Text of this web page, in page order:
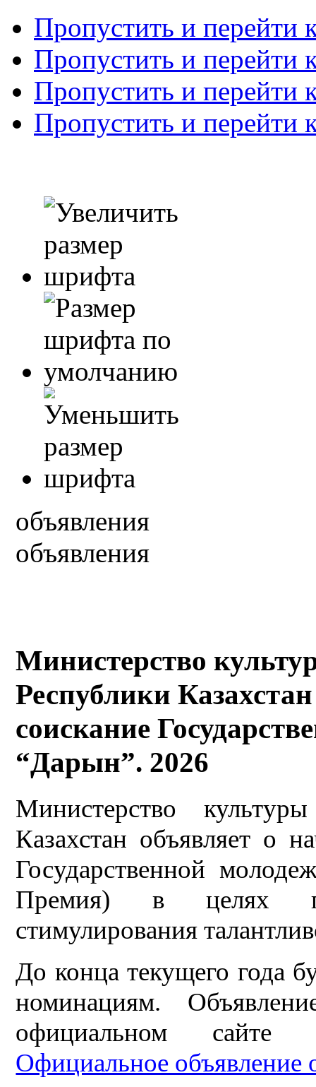
Пропустить и перейти
Пропустить и перейти
Пропустить и перейти
Пропустить и перейти
объявления
объявления
Министерство
Республики
соискание
“Дарын”. 2026
Министерство
Казахстан объявляет о
Государственной
Премия) в целях
стимулирования
До конца текущего года
номинациям.
официальном сайте
Официальное